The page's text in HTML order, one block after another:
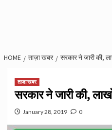
HOME ताज़ा खबर सरकार ने जारी की,
ताज़ा खबर
सरकार ने जारी की,
January 28, 2019 0